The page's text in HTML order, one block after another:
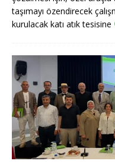
taşımayı özendirecek
kurulacak katı atık tesisine